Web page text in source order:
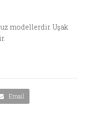
modellerdir. Uşak
Email